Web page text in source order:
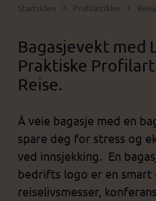
Startsiden Profilartikler
Bagasjevekt med
Praktiske
Reise.
Å veie bagasje med en
spare deg for stress og
ved innsjekking. En
bedrifts logo er en smart
reiselivsmesser,